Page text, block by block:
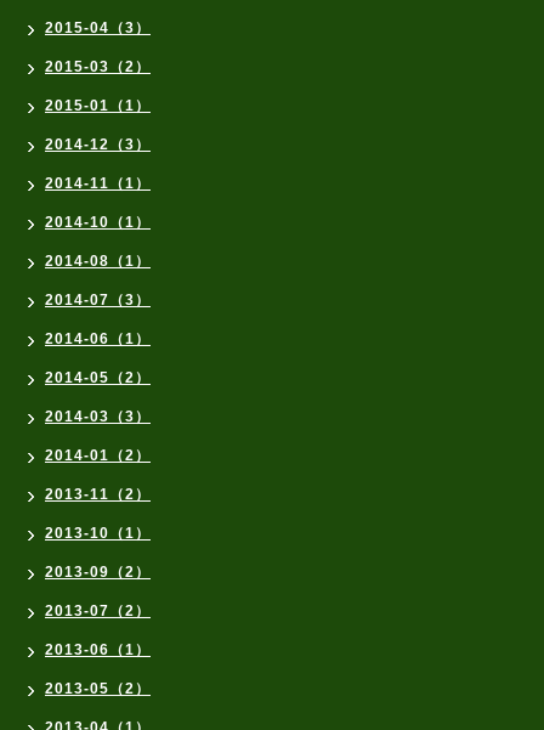
2015-04（3）
2015-03（2）
2015-01（1）
2014-12（3）
2014-11（1）
2014-10（1）
2014-08（1）
2014-07（3）
2014-06（1）
2014-05（2）
2014-03（3）
2014-01（2）
2013-11（2）
2013-10（1）
2013-09（2）
2013-07（2）
2013-06（1）
2013-05（2）